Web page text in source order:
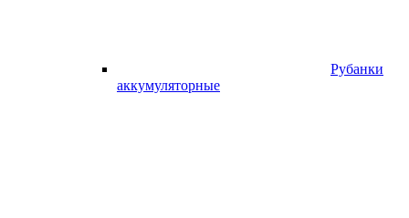
Рубанки
аккумуляторные